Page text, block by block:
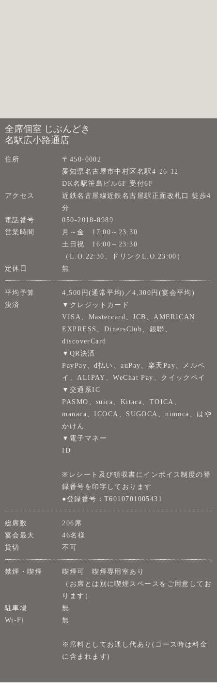
全席個室 じぶんどき
名駅広小路通店
住所
〒450-0002
愛知県名古屋市中村区名駅4-26-12
DK名駅笹島ビル6F 受付6F
アクセス
近鉄名古屋線近鉄名古屋駅正面改札口 徒歩4
分
電話番号
050-2018-8989
営業時間
月～金 17:00～23:30
土日祝 16:00～23:30
（L.O.22:30、ドリンクL.O.23:00）
定休日
無
平均予算
4,500円(通常平均)／4,300円(宴会平均)
決済
▼クレジットカード
VISA、Mastercard、JCB、AMERICAN
EXPRESS、DinersClub、銀聯、
discoverCard
▼QR決済
PayPay、d払い、auPay、楽天Pay、メルペ
イ、ALIPAY、WeChat Pay、クイックペイ
▼交通系IC
PASMO、suica、Kitaca、TOICA、
manaca、ICOCA、SUGOCA、nimoca、はや
かけん
▼電子マネー
ID
※レシート及び領収書にインボイス制度の登
録番号を印字しております
●登録番号：T6010701005431
総席数
206席
宴会最大
46名様
貸切
不可
禁煙・喫煙
喫煙可 喫煙専用室あり
（お席とは別に喫煙スペースをご用意してお
ります）
駐車場
無
Wi-Fi
無
※席料としてお通し代あり(コース時は料金
に含まれます)